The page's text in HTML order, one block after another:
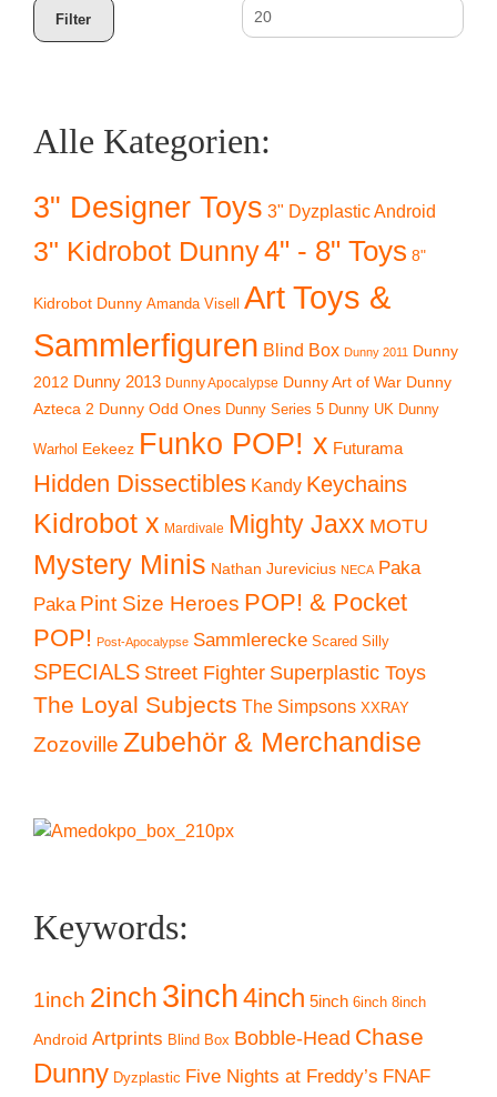
Preis
Filter
Alle Kategorien:
3" Designer Toys 3" Dyzplastic Android
3" Kidrobot Dunny4" - 8" Toys 8"
Kidrobot Dunny Amanda Visell
Art Toys &
Sammlerfiguren Blind Box Dunny 2011
Dunny
2012 Dunny 2013 Dunny Apocalypse Dunny Art of War Dunny
Azteca 2 Dunny Odd Ones Dunny Series 5 Dunny UK Dunny
Warhol Eekeez Funko POP! x Futurama
Hidden Dissectibles Kandy Keychains
Kidrobot x Mardivale Mighty Jaxx MOTU
Mystery Minis Nathan Jurevicius NECA Paka
Paka Pint Size Heroes POP! & Pocket
POP! Post-Apocalypse Sammlerecke Scared Silly
SPECIALS Street Fighter Superplastic Toys
The Loyal Subjects The Simpsons XXRAY
Zozoville Zubehör & Merchandise
Keywords:
1inch 2inch 3inch4inch 5inch 6inch 8inch
Android Artprints Blind Box Bobble-Head Chase
Dunny Dyzplastic Five Nights at Freddy’s FNAF